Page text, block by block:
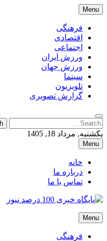
Skip
to
content
Menu
فرهنگی
اقتصادی
اجتماعی
ورزش ایران
ورزش جهان
سینما
تلویزیون
گزارش تصویری
Search
for:
Search
یکشنبه, مرداد 18, 1405
Menu
خانه
درباره ما
تماس با ما
پایگاه خبری 100 درصد نیوز
پایگاه خبری 100 درصد نیوز
Menu
فرهنگی